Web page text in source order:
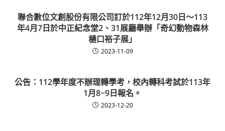
聯合數位文創股份有限公司訂於112年12月30日～113
年4月7日於中正紀念堂2、31展廳舉辦「奇幻動物森林
樋口裕子展」
2023-11-09
公告：112學年度不辦理轉學考，校內轉科考試於113年
1月8~9日報名。
2023-12-20